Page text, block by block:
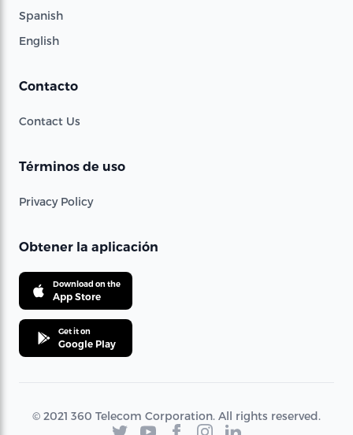
Spanish
English
Contacto
Contact Us
Términos de uso
Privacy Policy
Obtener la aplicación
Download on the
App Store
Get it on
Google Play
© 2021 360 Telecom Corporation. All rights reserved.